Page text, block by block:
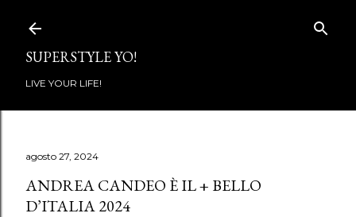
SUPERSTYLE YO!
LIVE YOUR LIFE!
agosto 27, 2024
ANDREA CANDEO È IL + BELLO
D’ITALIA 2024